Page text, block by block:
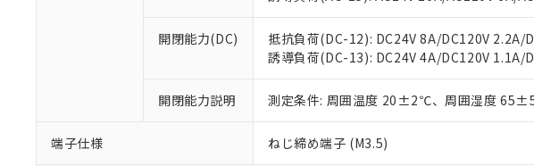
開閉能力(DC)
抵抗負荷(DC-12): DC24V 8A/DC120V 2.2A/
誘導負荷(DC-13): DC24V 4A/DC120V 1.1A/
開閉能力説明 測定条件: 周囲温度 20±2℃、周囲湿度
端子仕様 ねじ締め端子 (M3.5)
オムロン制御機器販売店や当社販売
す。
マイパーツ機能（部品リスト作成
ている必要があります。
お客様が当ウェブサイト上で当社に
が、当社の製品・サービスに関する
さい。
※当社の共同利用者とは、
※3 非含有証明書ダウンロード
下記の非含有証明書をダウンロードするこ
※2 環境保護使用期限
「ｅ」：有害物質（10物質）のすべてが
「10」：通常の使用状況下において有害
「－」：未確認です。当社販売部門へお
また当社は、販売先および販売に
合意す
－
在庫なし(最新の在庫状況につ
機器販売店・当社販売員にご
空
白
受注生産機種、また在庫状況